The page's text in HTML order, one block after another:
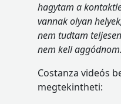
hagytam a
vannak olyan
nem tudtam
nem kell
Costanza videós
megtekintheti: